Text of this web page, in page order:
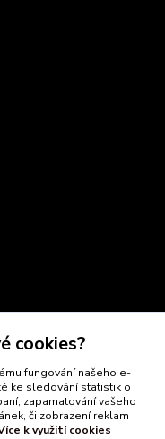
cookies?
fungování našeho e-
ke sledování statistik o
zapamatování vašeho
či zobrazení reklam
k využití cookies